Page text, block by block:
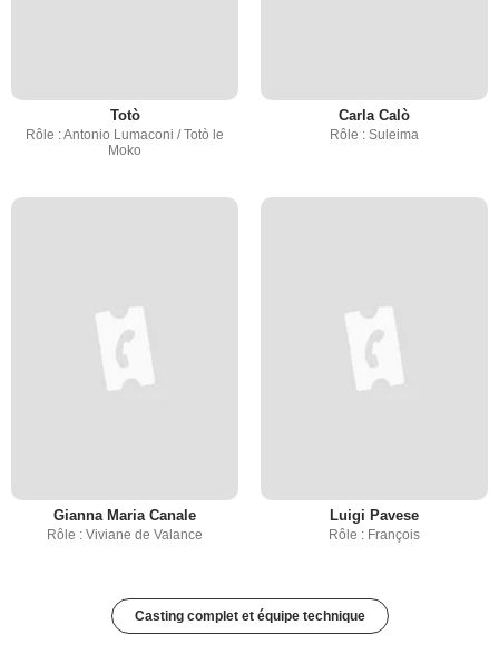
Totò
Rôle : Antonio Lumaconi / Totò le
Moko
Carla Calò
Rôle : Suleima
Gianna Maria Canale
Rôle : Viviane de Valance
Luigi Pavese
Rôle : François
Casting complet et équipe technique